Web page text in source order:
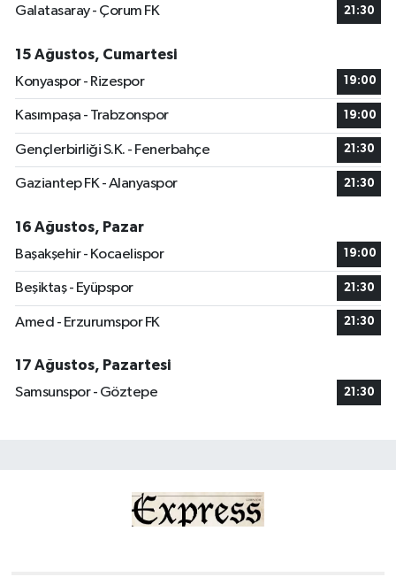
Galatasaray - Çorum FK
21:30
15 Ağustos, Cumartesi
Konyaspor - Rizespor
19:00
Kasımpaşa - Trabzonspor 19:00
Gençlerbirliği S.K. - Fenerbahçe 21:30
Gaziantep FK - Alanyaspor 21:30
16 Ağustos, Pazar
Başakşehir - Kocaelispor
19:00
Beşiktaş - Eyüpspor 21:30
Amed - Erzurumspor FK 21:30
17 Ağustos, Pazartesi
Samsunspor - Göztepe
21:30